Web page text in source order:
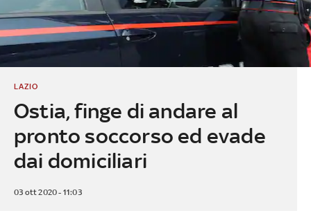
Ostia, finge di andare al
pronto soccorso ed evade
dai domiciliari
LAZIO
03 ott 2020 - 11:03